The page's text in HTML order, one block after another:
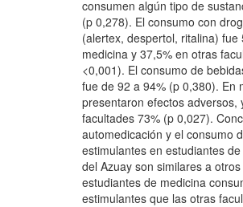
consumen algún tipo de
(p 0,278). El consumo con
(alertex, despertol, ritalina) fue
medicina y 37,5% en otras
<0,001). El consumo de
fue de 92 a 94% (p 0,380). En
presentaron efectos adversos,
facultades 73% (p 0,027).
automedicación y el consumo
estimulantes en estudiantes
del Azuay son similares a
estudiantes de medicina
estimulantes que las otras